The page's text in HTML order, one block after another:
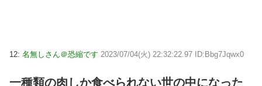
12: 名無しさん＠恐縮です 2023/07/04(火) 22:32:22.97 ID:Bbg7Jqwx0
一種類の肉しか食べられない世の中になった